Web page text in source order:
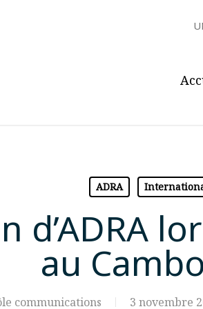
ADRA
d’ADRA
au
communications 3 novembre